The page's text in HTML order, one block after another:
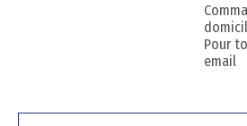
Pour
email